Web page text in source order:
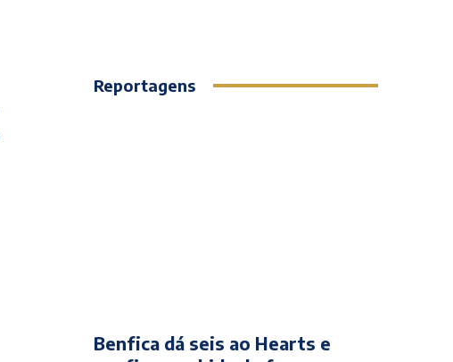
Reportagens
Benfica dá seis ao Hearts e